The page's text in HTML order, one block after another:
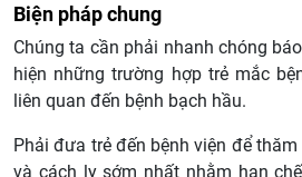
Biện pháp chung
Chúng ta cần phải nhanh chóng
hiện những trường hợp trẻ mắc
liên quan đến bệnh bạch hầu.
Phải đưa trẻ đến bệnh viện để
và cách ly sớm nhất nhằm hạn